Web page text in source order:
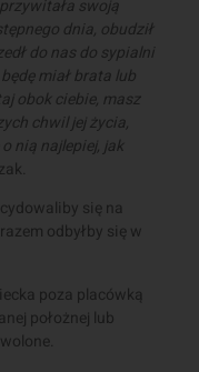
swoją
dnia, obudził
do nas do sypialni
miał brata lub
obok ciebie, masz
chwil jej życia,
nią najlepiej, jak
się na
odbyłby się w
poza placówką
położnej lub